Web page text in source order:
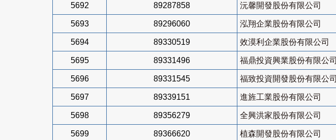
5692 89287858 沅馨開發股份有限公司
5693 89296060 泓翔企業股份有限公司
5694 89330519 效漠利企業股份有限公司
5695 89331496 福鼎投資興業股份有限公司
5696 89331545 福致投資開發股份有限公司
5697 89339151 進旌工業股份有限公司
5698 89356279 全興洪家股份有限公司
5699 89366620 植森開發股份有限公司